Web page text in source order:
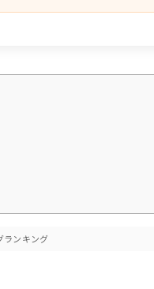
ランキング